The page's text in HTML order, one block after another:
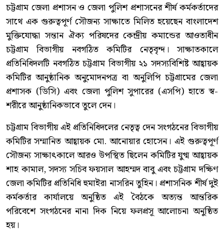
চট্টগ্রাম জেলা প্রশাসন ও জেলা পুলিশ প্রশাসনের শীর্ষ কর্মকর্তাদের
সাথে এক গুরুত্বপূর্ণ সৌজন্য সাক্ষাতে মিলিত হয়েছেন বাংলাদেশ
মুক্তিযোদ্ধা সন্তান ঐক্য পরিষদের কেন্দ্রীয় কমান্ডের আওতাধীন
চট্টগ্রাম বিভাগীয় নবগঠিত কমিটির নেতৃবৃন্দ। সাক্ষাতকালে
প্রতিনিধিদলটি নবগঠিত চট্টগ্রাম বিভাগীয় ২১ সদস্যবিশিষ্ট আহ্বায়ক
কমিটির আনুষ্ঠানিক অনুমোদনপত্র বা অনুলিপি চট্টগ্রামের জেলা
প্রশাসক (ডিসি) এবং জেলা পুলিশ সুপারের (এসপি) হাতে স্ব-
শরীরে আনুষ্ঠানিকভাবে তুলে দেন।
চট্টগ্রাম বিভাগীয় এই প্রতিনিধিদলের নেতৃত্ব দেন সংগঠনের বিভাগীয়
কমিটির সম্মানিত আহ্বায়ক মো. আনোয়ার হোসেন। এই গুরুত্বপূর্ণ
সৌজন্য সাক্ষাৎকালে আরও উপস্থিত ছিলেন কমিটির যুগ্ম আহ্বায়ক
শাহ কামাল, সদস্য সচিব ফয়সাল আহম্মদ বাবু এবং চট্টগ্রাম দক্ষিণ
জেলা কমিটির প্রতিনিধি হুমাইরা নাসরিন তুহিন। প্রশাসনিক শীর্ষ দুই
কর্মকর্তার কার্যালয়ে অনুষ্ঠিত এই বৈঠকে অত্যন্ত আন্তরিক
পরিবেশে সংগঠনের নানা দিক নিয়ে ফলপ্রসূ আলোচনা অনুষ্ঠিত
হয়।